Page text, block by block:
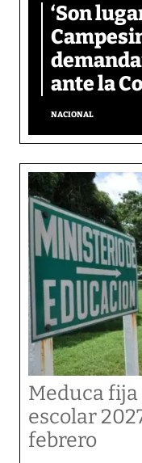
‘Son
ante la
NACIONAL
Meduca
escolar
febrero